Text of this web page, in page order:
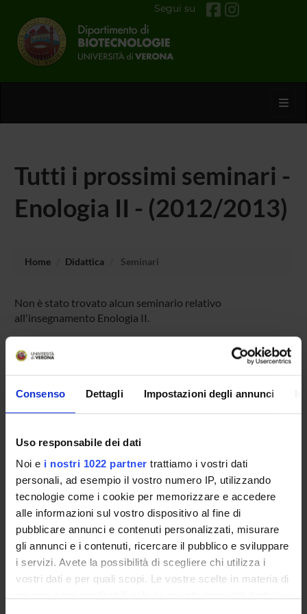
Consenso Dettagli Impostazioni degli annunci
Uso responsabile dei dati
Noi e i nostri 1022 partner trattiamo i vostri dati
personali, ad esempio il vostro numero IP, utilizzando
tecnologie come i cookie per memorizzare e accedere
alle informazioni sul vostro dispositivo al fine di
pubblicare annunci e contenuti personalizzati, misurare
gli annunci e i contenuti, ricercare il pubblico e sviluppare
i servizi. Avete la possibilità di scegliere chi utilizza i
vostri dati e per quali scopi. Le vostre scelte in materia di
Segui su
Tutti i prossimi seminari -
Enologia II - (2012/2013)
Home Didattica Seminari
Non è stato trovato alcun seminario relativo
all'insegnamento Enologia II.
OFFERTA FORMATIVA
DOTTORATI DI RICERCA E FORMAZIONE
SUPERIORE
Contatti
Persone
Luoghi
Calendario